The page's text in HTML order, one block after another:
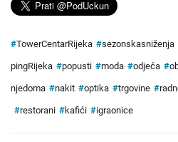
#TowerCentarRijeka #sezonskasniženja
pingRijeka #popusti #moda #odjeća #
njedoma #nakit #optika #trgovine #
#restorani #kafići #igraonice